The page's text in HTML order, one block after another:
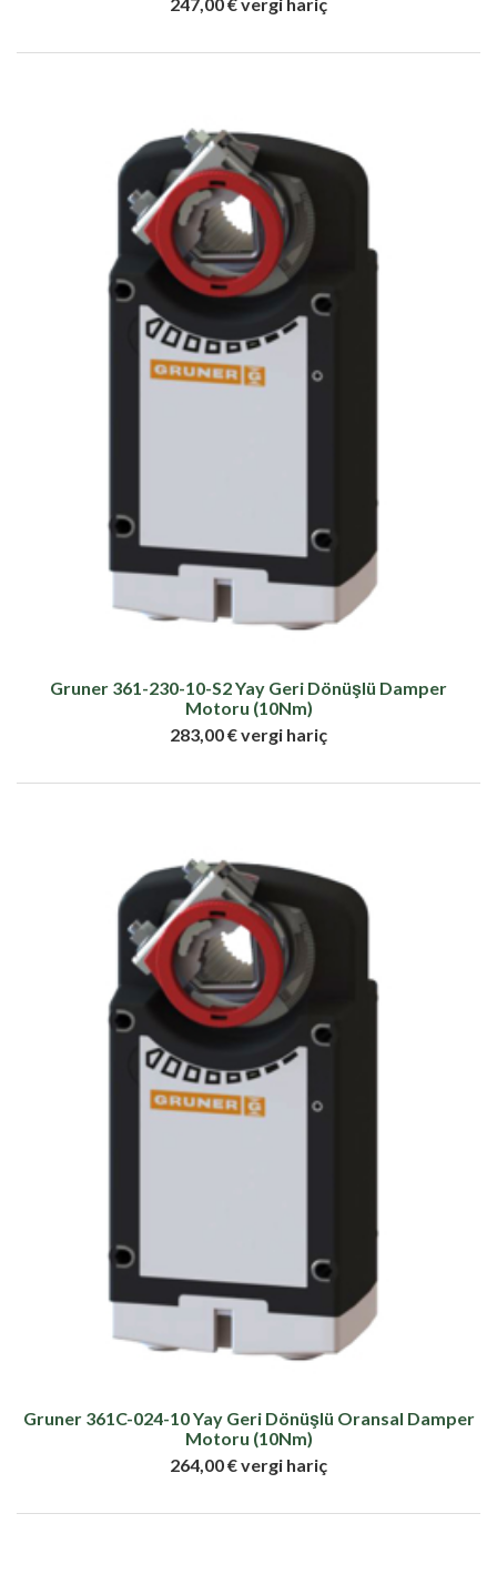
247,00 € vergi hariç
Gruner 361-230-10-S2 Yay Geri Dönüşlü Damper
Motoru (10Nm)
283,00 € vergi hariç
Gruner 361C-024-10 Yay Geri Dönüşlü Oransal Damper
Motoru (10Nm)
264,00 € vergi hariç